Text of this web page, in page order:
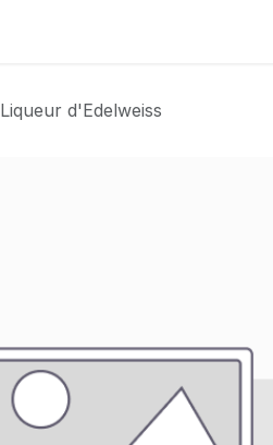
Liqueur d'Edelweiss